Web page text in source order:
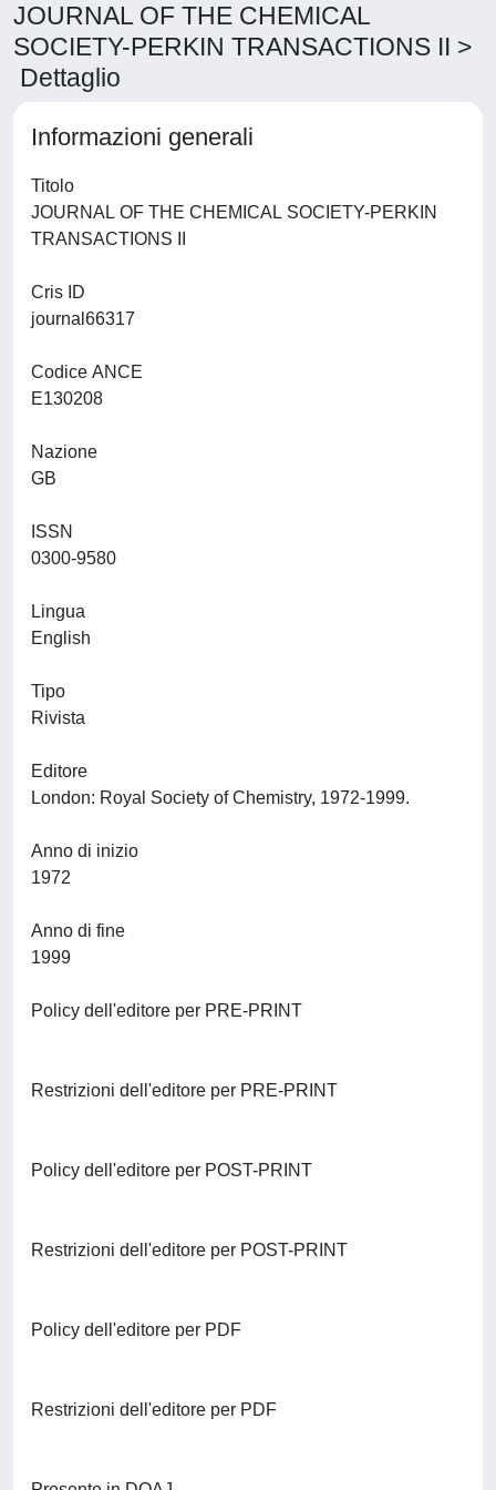
JOURNAL OF THE CHEMICAL
SOCIETY-PERKIN TRANSACTIONS II >
Dettaglio
Informazioni generali
Titolo
JOURNAL OF THE CHEMICAL SOCIETY-PERKIN
Cris ID
Codice ANCE
Nazione
ISSN
Lingua
Tipo
Rivista
Editore
Anno di inizio
Anno di fine
Policy dell'editore per PRE-PRINT
Restrizioni dell'editore per PRE-PRINT
Policy dell'editore per POST-PRINT
Restrizioni dell'editore per POST-PRINT
Policy dell'editore per PDF
Restrizioni dell'editore per PDF